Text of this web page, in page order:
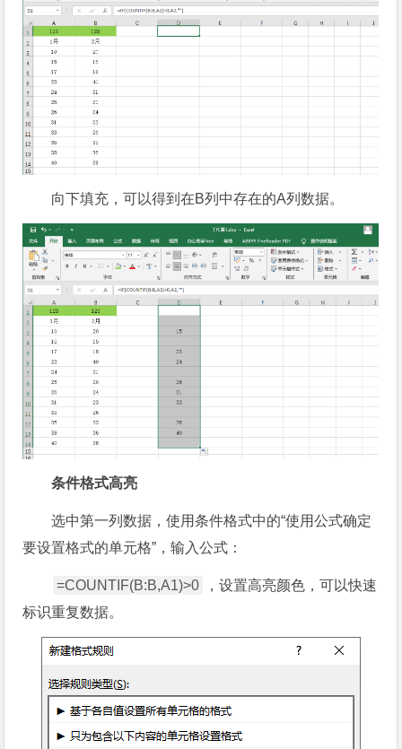
向下填充，可以得到在B列中存在的A列数据。
条件格式高亮
选中第一列数据，使用条件格式中的“使用公式确定
要设置格式的单元格”，输入公式：
=COUNTIF(B:B,A1)>0
，设置高亮颜色，可以快速
标识重复数据。